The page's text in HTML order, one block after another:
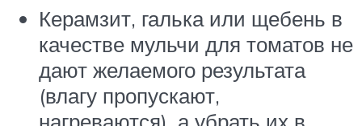
Керамзит, галька или щебень в
качестве мульчи для томатов не
дают желаемого результата
(влагу пропускают,